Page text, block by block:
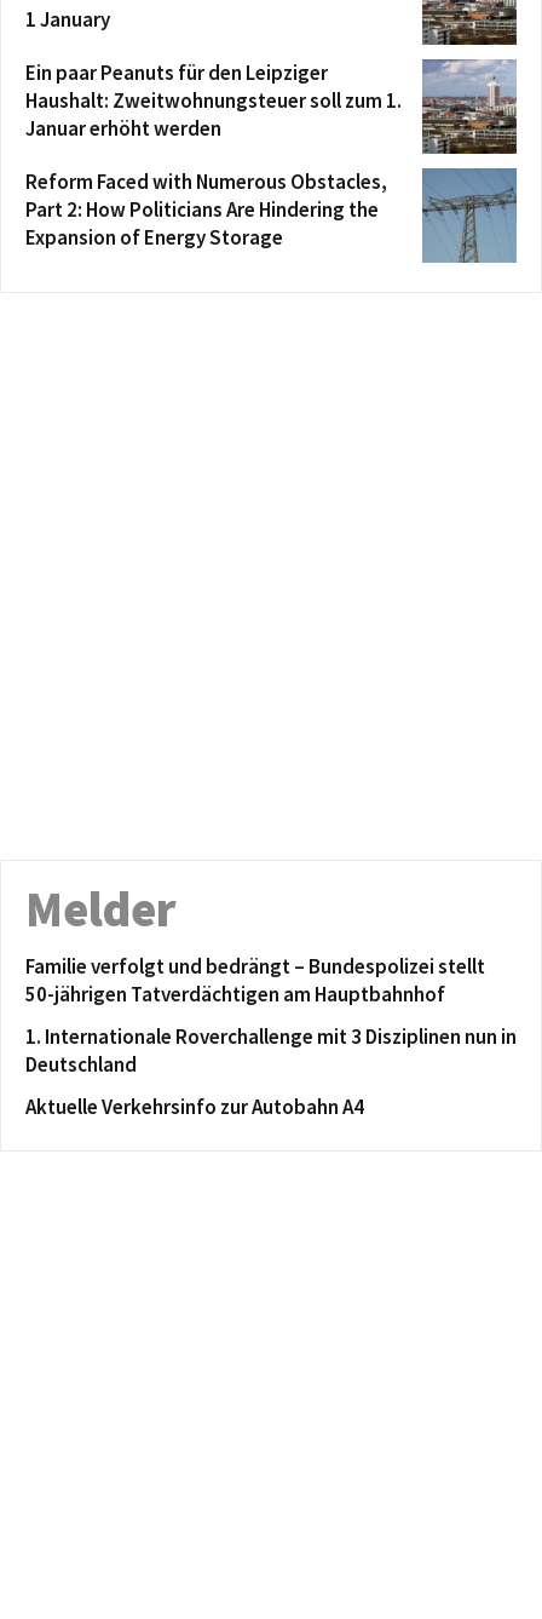
1 January
Ein paar Peanuts für den Leipziger
Haushalt: Zweitwohnungsteuer soll zum 1.
Januar erhöht werden
Reform Faced with Numerous Obstacles,
Part 2: How Politicians Are Hindering the
Expansion of Energy Storage
Melder
Familie verfolgt und bedrängt – Bundespolizei stellt
50-jährigen Tatverdächtigen am Hauptbahnhof
1. Internationale Roverchallenge mit 3 Disziplinen nun in
Deutschland
Aktuelle Verkehrsinfo zur Autobahn A4